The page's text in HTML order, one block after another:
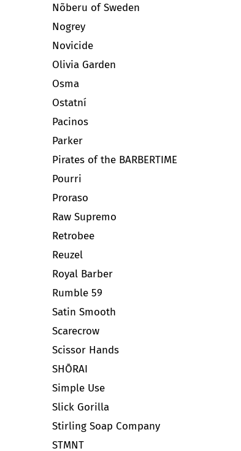
Nõberu of Sweden
Nogrey
Novicide
Olivia Garden
Osma
Ostatní
Pacinos
Parker
Pirates of the BARBERTIME
Pourri
Proraso
Raw Supremo
Retrobee
Reuzel
Royal Barber
Rumble 59
Satin Smooth
Scarecrow
Scissor Hands
SHŌRAI
Simple Use
Slick Gorilla
Stirling Soap Company
STMNT